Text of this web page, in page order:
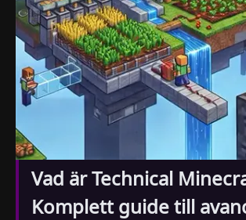
Vad är Technical
Komplett guide till